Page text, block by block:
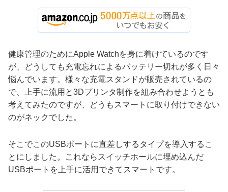
健康管理のためにApple Watchを身に着けているのです
が、どうしても充電忘れによるバッテリー切れが多く日々
悩んでいます。様々な充電スタンドが販売されているの
で、上手に流用と3Dプリンタ制作を組み合わせようとも
考えてみたのですが、どうもスマートに取り付けできない
のがネックでした。
そこでこのUSBポートに直差しするタイプを導入するこ
とにしました。これならスイッチホールに埋め込んだ
USBポートを上手に活用できてスマートです。